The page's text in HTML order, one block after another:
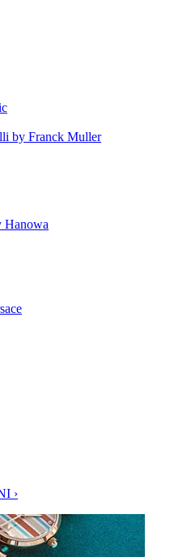
by Franck Muller
Hanowa
›